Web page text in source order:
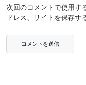
次回のコメントで使用す
ドレス、サイトを保存す